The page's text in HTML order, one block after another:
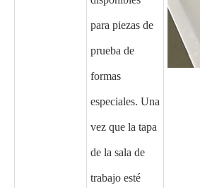
para piezas de
prueba de
formas
especiales. Una
vez que la tapa
de la sala de
trabajo esté